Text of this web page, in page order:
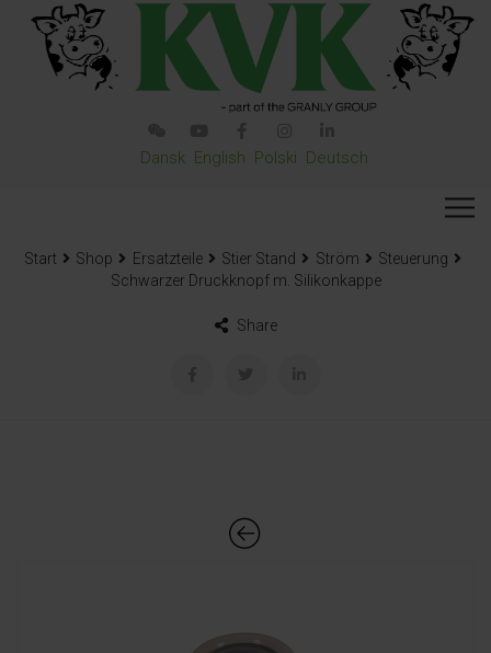
Dansk English Polski Deutsch
Start Shop Ersatzteile Stier Stand Ström
Steuerung
Schwarzer Druckknopf m. Silikonkappe
Share